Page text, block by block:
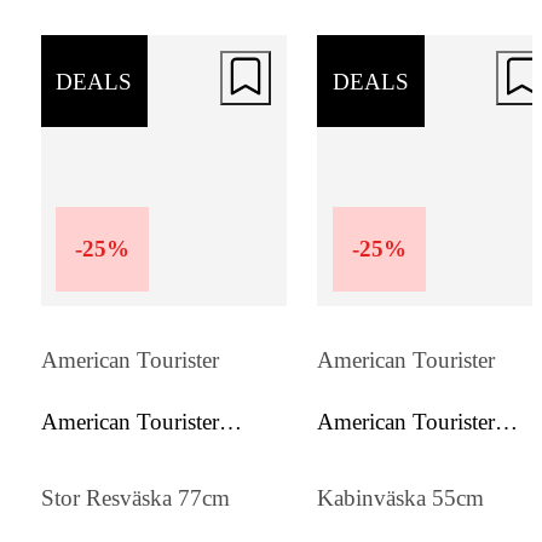
lättåtkomlig framficka för snabb access.
och sidohandtag ger flexibel bärning,
korsband håller innehållet säkert på plats.
DEALS
-25%
American Tourister
American Tourister
Stor Resväska 77cm
DEALS
-25%
American Tourister
American Tourister
Kabinväska 55cm